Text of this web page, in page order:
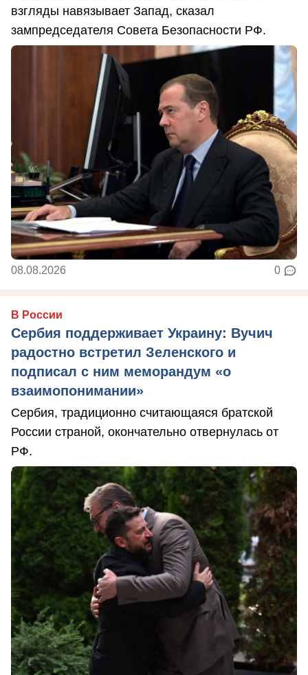
взгляды навязывает Запад, сказал
зампредседателя Совета Безопасности РФ.
08.08.2026 0
В России
Сербия поддерживает Украину: Вучич
радостно встретил Зеленского и
подписал с ним меморандум «о
взаимопонимании»
Сербия, традиционно считающаяся братской
России страной, окончательно отвернулась от
РФ.